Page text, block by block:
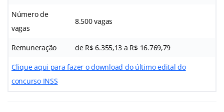
Número de
vagas
8.500 vagas
Remuneração de R$ 6.355,13 a R$ 16.769,79
Clique aqui para fazer o download do último edital do
concurso INSS